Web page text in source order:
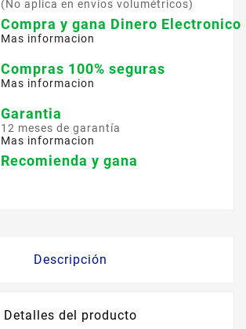
(No aplica en envíos volumétricos)
Compra y gana Dinero Electronico
Mas informacion
Compras 100% seguras
Mas informacion
Garantia
12 meses de garantía
Mas informacion
Recomienda y gana
Descripción
Detalles del producto